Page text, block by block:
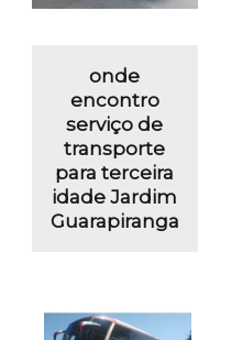
onde
encontro
serviço de
transporte
para terceira
idade Jardim
Guarapiranga